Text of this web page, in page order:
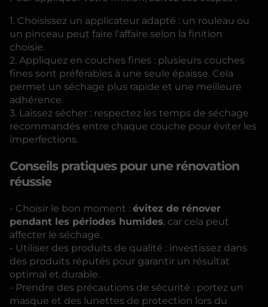
1. Choisissez un applicateur adapté : un rouleau ou
un pinceau peut faire l'affaire selon la finition
choisie.
2. Appliquez en couches fines : plusieurs couches
fines sont préférables à une seule épaisse. Cela
permet un séchage plus rapide et une meilleure
adhérence.
3. Laissez sécher : respectez les temps de séchage
recommandés entre chaque couche pour éviter les
imperfections.
Conseils pratiques pour une rénovation
réussie
- Choisir le bon moment : évitez de rénover
pendant les périodes humides, car cela peut
affecter le séchage.
- Utiliser des produits de qualité : investissez dans
des produits réputés pour garantir un résultat
optimal et durable.
- Prendre des précautions de sécurité : portez un
masque et des lunettes de protection lors du